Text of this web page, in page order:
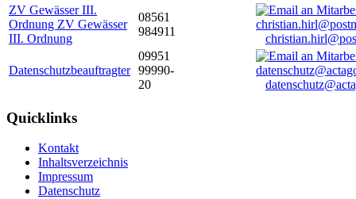
ZV Gewässer III.
Ordnung ZV Gewässer
III. Ordnung
08561
984911
Datenschutzbeauftragter
09951
99990-
20
Quicklinks
Kontakt
Inhaltsverzeichnis
Impressum
Datenschutz